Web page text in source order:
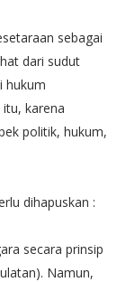
sebagai
dari sudut
hukum
karena
politik, hukum,
dihapuskan :
secara prinsip
Namun,